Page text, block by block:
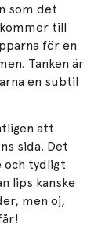
som det
till
för en
Tanken är
en subtil
att
sida. Det
och tydligt
lips kanske
men oj,